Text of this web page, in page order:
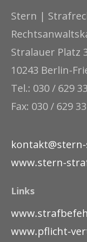
Stern |
Stralauer Platz
10243 Berlin-
Tel.: 030 / 629
Fax: 030 / 629
www.stern-
Links
www.pflicht-